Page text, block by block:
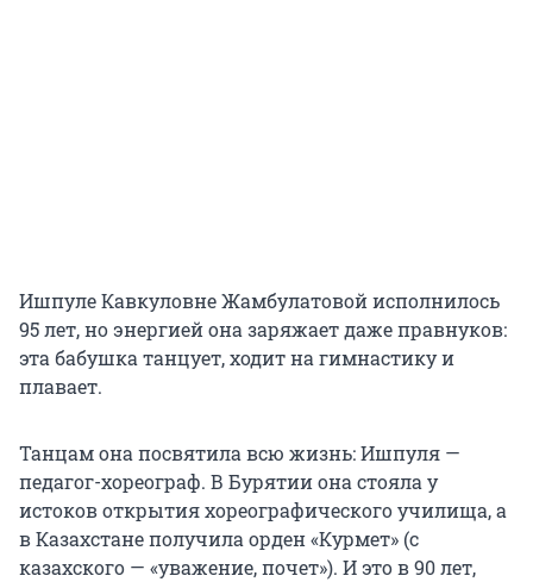
Ишпуле Кавкуловне Жамбулатовой исполнилось
95 лет, но энергией она заряжает даже правнуков:
эта бабушка танцует, ходит на гимнастику и
плавает.
Танцам она посвятила всю жизнь: Ишпуля —
педагог-хореограф. В Бурятии она стояла у
истоков открытия хореографического училища, а
в Казахстане получила орден «Курмет» (с
казахского — «уважение, почет»). И это в 90 лет,